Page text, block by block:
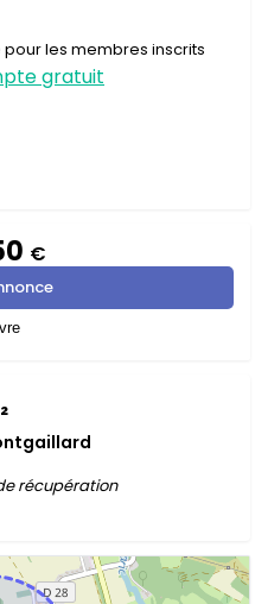
les membres inscrits
gratuit
€
récupération